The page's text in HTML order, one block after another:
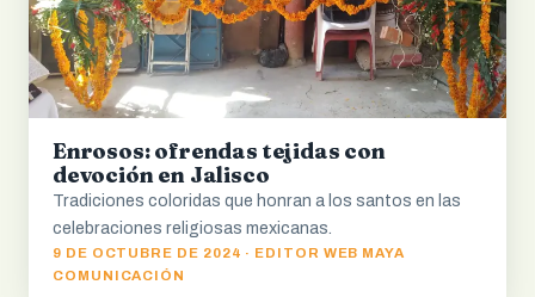
Enrosos: ofrendas tejidas con
devoción en Jalisco
Tradiciones coloridas que honran a los santos en las
celebraciones religiosas mexicanas.
9 DE OCTUBRE DE 2024 · EDITOR WEB MAYA
COMUNICACIÓN